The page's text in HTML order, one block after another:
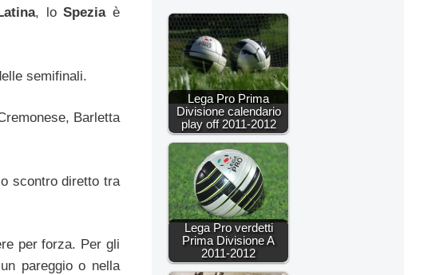
, loSpeziaè
semifinali.
Barletta
scontro diretto tra
per forza. Per gli
pareggio o nella
Lega Pro Prima
Divisione calendario
play off 2011-2012
Lega Pro verdetti
Prima Divisione A
2011-2012